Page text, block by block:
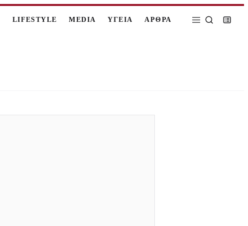
LIFESTYLE MEDIA ΥΓΕΙΑ ΑΡΘΡΑ